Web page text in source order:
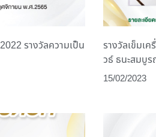
รางวัลความเป็น
รางวัลเข็มเ
วธ์ ธนะสมบู
15/02/2023